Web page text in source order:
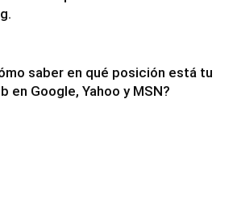
saber en qué posición está tu
en Google, Yahoo y MSN?